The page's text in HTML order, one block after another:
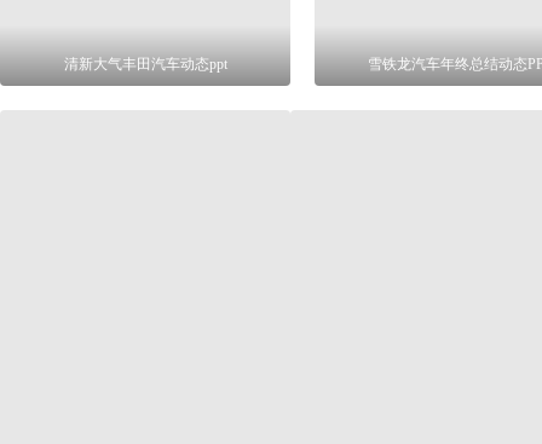
清新大气丰田汽车动态ppt 雪铁龙汽车年终总结动态